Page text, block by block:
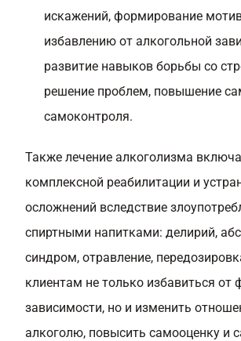
искажений, формирование
избавлению от алкогольной
развитие навыков борьбы со
решение проблем, повышение
самоконтроля.
Также лечение алкоголизма
комплексной реабилитации и
осложнений вследствие
спиртными напитками: делирий,
синдром, отравление,
клиентам не только избавиться от
зависимости, но и изменить
алкоголю, повысить самооценку и